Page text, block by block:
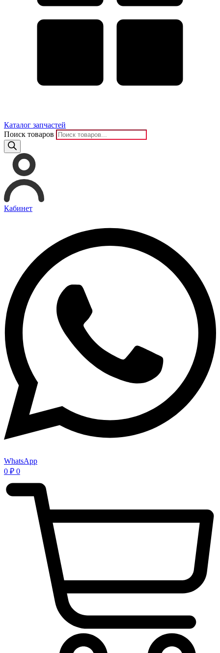
Каталог запчастей
Поиск товаров
Кабинет
WhatsApp
0 ₽ 0